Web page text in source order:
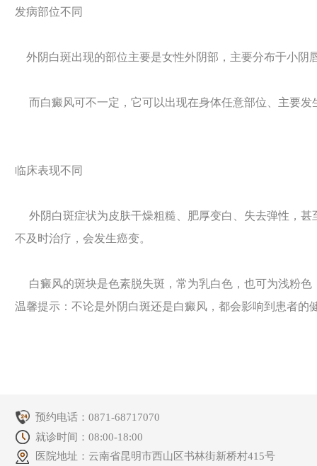
发病部位不同
外阴白斑出现的部位主要是女性外阴部，主要分布于小阴
而白癜风可不一定，它可以出现在身体任意部位、主要发
临床表现不同
外阴白斑症状为皮肤干燥粗糙、肥厚变白、失去弹性，甚
不及时治疗，会发生癌变。
白癜风的斑块是色素脱失斑，常为乳白色，也可为浅粉色
温馨提示：不论是外阴白斑还是白癜风，都会影响到患者
预约电话：0871-68717070
就诊时间：08:00-18:00
医院地址：云南省昆明市西山区书林街新桥村415号